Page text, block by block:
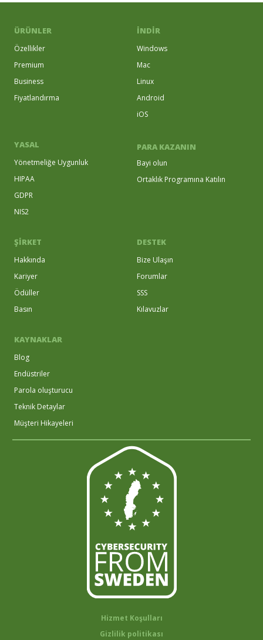
ÜRÜNLER
Özellikler
Premium
Business
Fiyatlandırma
İNDIR
Windows
Mac
Linux
Android
iOS
YASAL
Yönetmeliğe Uygunluk
HIPAA
GDPR
NIS2
PARA KAZANIN
Bayi olun
Ortaklık Programına Katılın
ŞİRKET
Hakkında
Kariyer
Ödüller
Basın
DESTEK
Bize Ulaşın
Forumlar
SSS
Kılavuzlar
KAYNAKLAR
Blog
Endüstriler
Parola oluşturucu
Teknik Detaylar
Müşteri Hikayeleri
Hizmet Koşulları
Gizlilik politikası